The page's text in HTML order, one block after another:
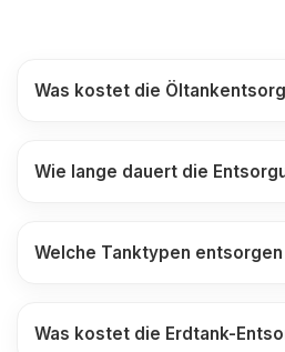
Was kostet die
Wie lange dauert die
Welche Tanktypen entsorgen
Was kostet die Erdtank-